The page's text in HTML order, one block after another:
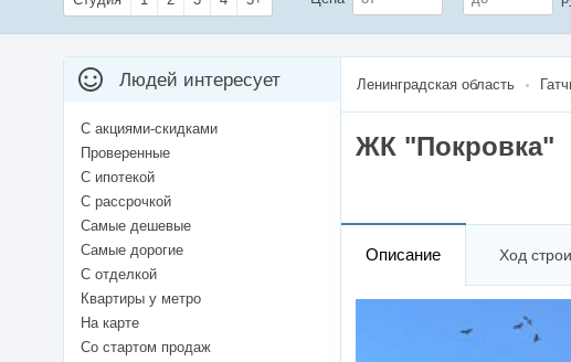
Ленинградская область
ЖК "Покровка"
Описание Ход
Людей интересует
С акциями-скидками
Проверенные
С ипотекой
С рассрочкой
Самые дешевые
Самые дорогие
С отделкой
Квартиры у метро
На карте
Со стартом продаж